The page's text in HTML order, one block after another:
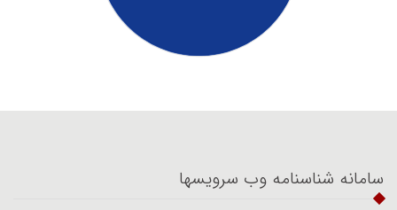
سامانه شناسنامه وب سرویسها